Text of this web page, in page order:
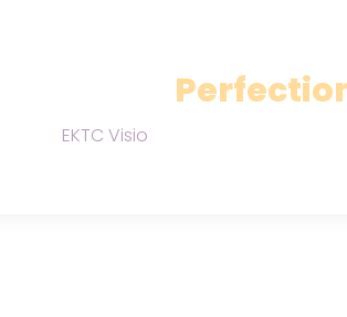
EKTC Visio